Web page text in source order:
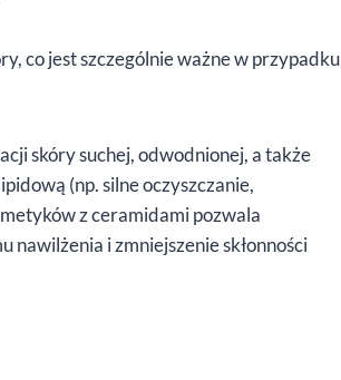
co jest szczególnie ważne w przypadku
skóry suchej, odwodnionej, a także
(np. silne oczyszczanie,
z ceramidami pozwala
i zmniejszenie skłonności